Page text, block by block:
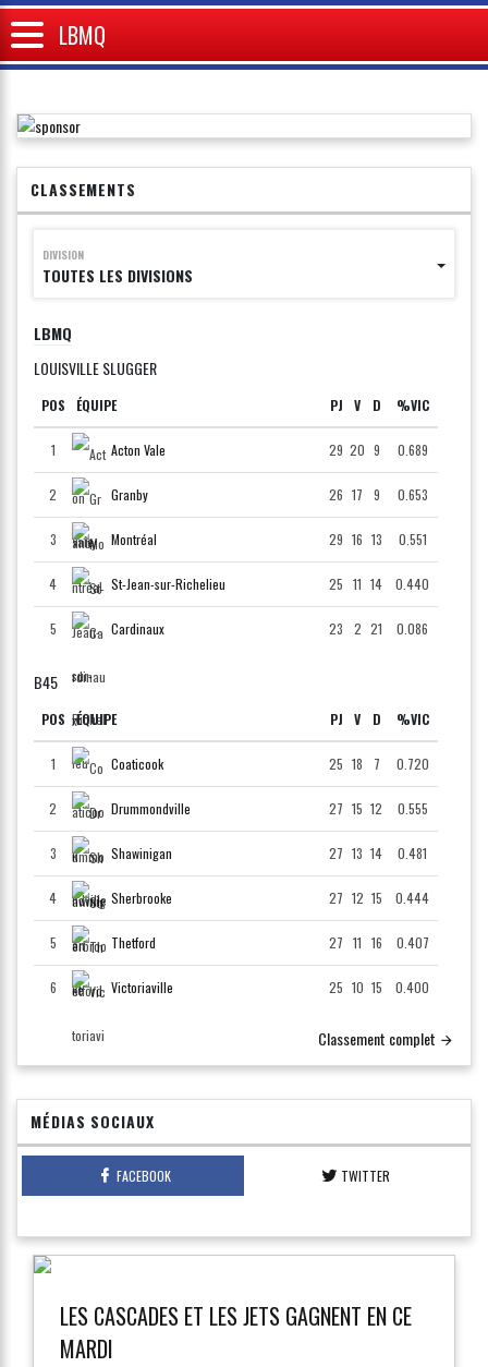
LBMQ
CLASSEMENTS
DIVISION
TOUTES LES DIVISIONS
LBMQ
LOUISVILLE SLUGGER
POS ÉQUIPE PJ V D %VIC
1 Acton Vale 29 20 9 0.689
2 Granby 26 17 9 0.653
3 Montréal 29 16 13 0.551
4 St-Jean-sur-Richelieu 25 11 14 0.440
5 Cardinaux 23 2 21 0.086
B45
POS ÉQUIPE PJ V D %VIC
1 Coaticook 25 18 7 0.720
2 Drummondville 27 15 12 0.555
3 Shawinigan 27 13 14 0.481
4 Sherbrooke 27 12 15 0.444
5 Thetford 27 11 16 0.407
6 Victoriaville 25 10 15 0.400
Classement complet
MÉDIAS SOCIAUX
FACEBOOK TWITTER
LES CASCADES ET LES JETS GAGNENT EN CE
MARDI